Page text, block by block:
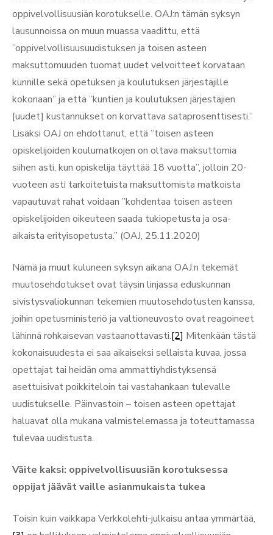
oppivelvollisuusiän korotukselle. OAJ:n tämän syksyn
lausunnoissa on muun muassa vaadittu, että
”oppivelvollisuusuudistuksen ja toisen asteen
maksuttomuuden tuomat uudet velvoitteet korvataan
kunnille sekä opetuksen ja koulutuksen järjestäjille
kokonaan” ja että ”kuntien ja koulutuksen järjestäjien
[uudet] kustannukset on korvattava sataprosenttisesti.”
Lisäksi OAJ on ehdottanut, että ”toisen asteen
opiskelijoiden koulumatkojen on oltava maksuttomia
siihen asti, kun opiskelija täyttää 18 vuotta”, jolloin 20-
vuoteen asti tarkoitetuista maksuttomista matkoista
vapautuvat rahat voidaan ”kohdentaa toisen asteen
opiskelijoiden oikeuteen saada tukiopetusta ja osa-
aikaista erityisopetusta.” (OAJ, 25.11.2020)
Nämä ja muut kuluneen syksyn aikana OAJ:n tekemät
muutosehdotukset ovat täysin linjassa eduskunnan
sivistysvaliokunnan tekemien muutosehdotusten kanssa,
joihin opetusministeriö ja valtioneuvosto ovat reagoineet
lähinnä rohkaisevan vastaanottavasti.[2] Mitenkään tästä
kokonaisuudesta ei saa aikaiseksi sellaista kuvaa, jossa
opettajat tai heidän oma ammattiyhdistyksensä
asettuisivat poikkiteloin tai vastahankaan tulevalle
uudistukselle. Päinvastoin – toisen asteen opettajat
haluavat olla mukana valmistelemassa ja toteuttamassa
tulevaa uudistusta.
Väite kaksi: oppivelvollisuusiän korotuksessa
oppijat jäävät vaille asianmukaista tukea
Toisin kuin vaikkapa Verkkolehti-julkaisu antaa ymmärtää,